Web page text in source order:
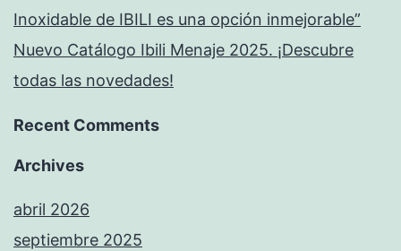
Inoxidable de IBILI es una opción inmejorable”
Nuevo Catálogo Ibili Menaje 2025. ¡Descubre
todas las novedades!
Recent Comments
Archives
abril 2026
septiembre 2025